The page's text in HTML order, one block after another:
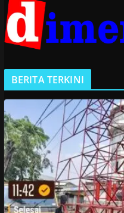
BERITA TERKINI